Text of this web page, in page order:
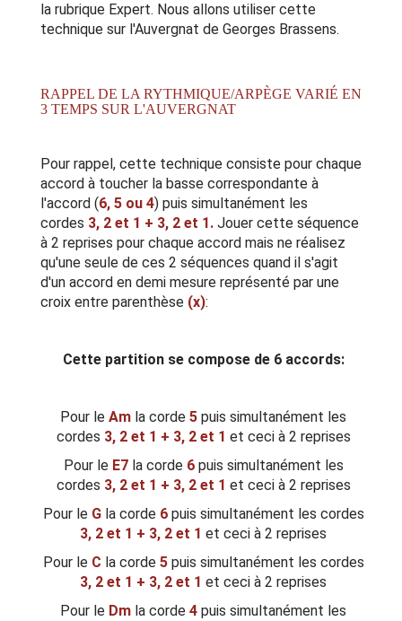
la rubrique Expert. Nous allons utiliser cette
technique sur l'Auvergnat de Georges Brassens.
RAPPEL DE LA RYTHMIQUE/ARPÈGE VARIÉ EN
3 TEMPS SUR L'AUVERGNAT
Pour rappel, cette technique consiste pour chaque
accord à toucher la basse correspondante à
l'accord (6, 5 ou 4) puis simultanément les
cordes 3, 2 et 1 + 3, 2 et 1. Jouer cette séquence
à 2 reprises pour chaque accord mais ne réalisez
qu'une seule de ces 2 séquences quand il s'agit
d'un accord en demi mesure représenté par une
croix entre parenthèse (x):
Cette partition se compose de 6 accords:
Pour le Am la corde 5 puis simultanément les
cordes 3, 2 et 1 + 3, 2 et 1 et ceci à 2 reprises
Pour le E7 la corde 6 puis simultanément les
cordes 3, 2 et 1 + 3, 2 et 1 et ceci à 2 reprises
Pour le G la corde 6 puis simultanément les cordes
3, 2 et 1 + 3, 2 et 1 et ceci à 2 reprises
Pour le C la corde 5 puis simultanément les cordes
3, 2 et 1 + 3, 2 et 1 et ceci à 2 reprises
Pour le Dm la corde 4 puis simultanément les